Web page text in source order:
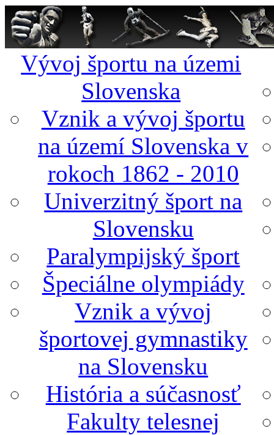
Vývoj športu na územi
Slovenska
Vznik a vývoj športu
na území Slovenska v
rokoch 1862 - 2010
Univerzitný šport na
Slovensku
Paralympijský šport
Špeciálne olympiády
Vznik a vývoj
športovej gymnastiky
na Slovensku
História a súčasnosť
Fakulty telesnej